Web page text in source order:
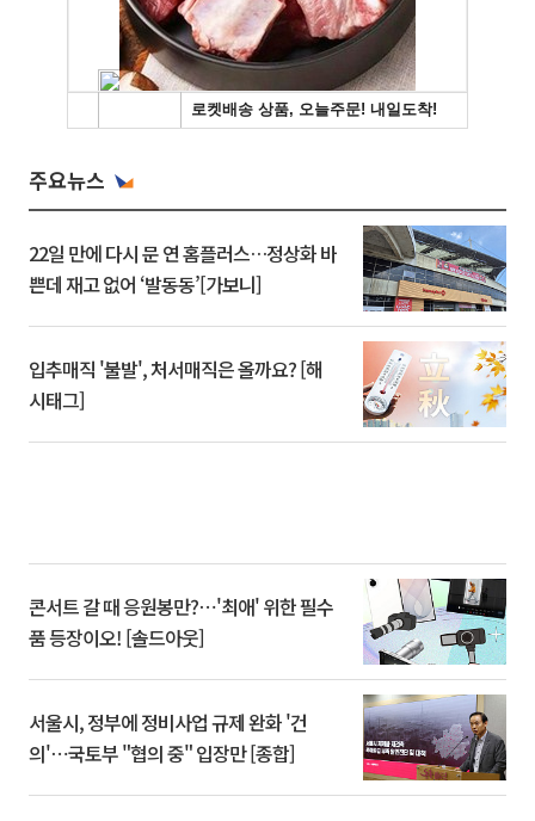
주요뉴스
22일 만에 다시 문 연 홈플러스…정상화 바
쁜데 재고 없어 ‘발동동’[가보니]
입추매직 '불발', 처서매직은 올까요? [해
시태그]
콘서트 갈 때 응원봉만?⋯'최애' 위한 필수
품 등장이오! [솔드아웃]
서울시, 정부에 정비사업 규제 완화 '건
의'⋯국토부 "협의 중" 입장만 [종합]